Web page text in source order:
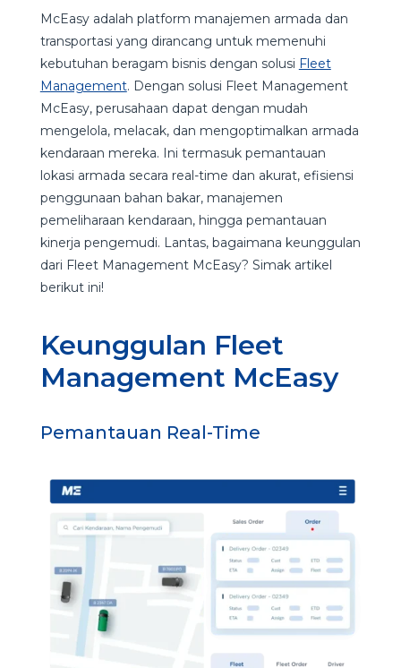
McEasy adalah platform manajemen armada dan
transportasi yang dirancang untuk memenuhi
kebutuhan beragam bisnis dengan solusi Fleet
Management. Dengan solusi Fleet Management
McEasy, perusahaan dapat dengan mudah
mengelola, melacak, dan mengoptimalkan armada
kendaraan mereka. Ini termasuk pemantauan
lokasi armada secara real-time dan akurat, efisiensi
penggunaan bahan bakar, manajemen
pemeliharaan kendaraan, hingga pemantauan
kinerja pengemudi. Lantas, bagaimana keunggulan
dari Fleet Management McEasy? Simak artikel
berikut ini!
Keunggulan Fleet
Management McEasy
Pemantauan Real-Time